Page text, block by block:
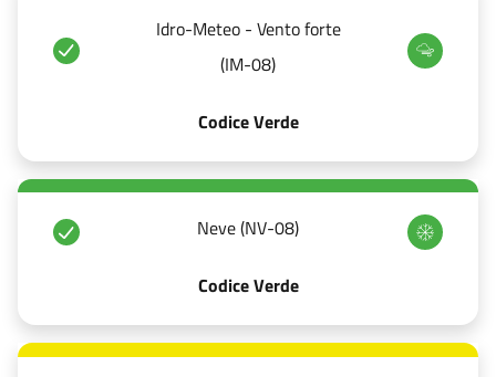
Idro-Meteo - Vento forte
(IM-08)
Codice Verde
Neve (NV-08)
Codice Verde